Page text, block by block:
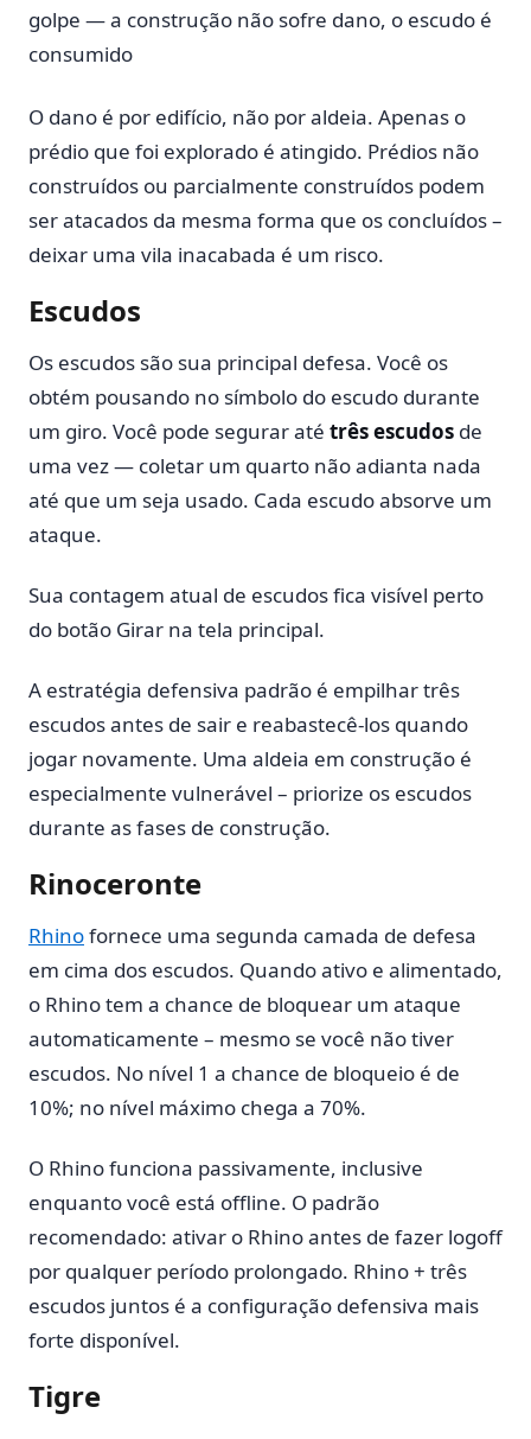
golpe — a construção não sofre dano, o escudo é
consumido
O dano é por edifício, não por aldeia. Apenas o
prédio que foi explorado é atingido. Prédios não
construídos ou parcialmente construídos podem
ser atacados da mesma forma que os concluídos –
deixar uma vila inacabada é um risco.
Escudos
Os escudos são sua principal defesa. Você os
obtém pousando no símbolo do escudo durante
um giro. Você pode segurar até três escudos de
uma vez — coletar um quarto não adianta nada
até que um seja usado. Cada escudo absorve um
ataque.
Sua contagem atual de escudos fica visível perto
do botão Girar na tela principal.
A estratégia defensiva padrão é empilhar três
escudos antes de sair e reabastecê-los quando
jogar novamente. Uma aldeia em construção é
especialmente vulnerável – priorize os escudos
durante as fases de construção.
Rinoceronte
Rhinofornece uma segunda camada de defesa
em cima dos escudos. Quando ativo e alimentado,
o Rhino tem a chance de bloquear um ataque
automaticamente – mesmo se você não tiver
escudos. No nível 1 a chance de bloqueio é de
10%; no nível máximo chega a 70%.
O Rhino funciona passivamente, inclusive
enquanto você está offline. O padrão
recomendado: ativar o Rhino antes de fazer logoff
por qualquer período prolongado. Rhino + três
escudos juntos é a configuração defensiva mais
forte disponível.
Tigre